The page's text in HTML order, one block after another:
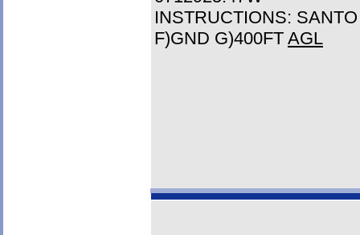
INSTRUCTIONS:
F)GND G)400FT AGL